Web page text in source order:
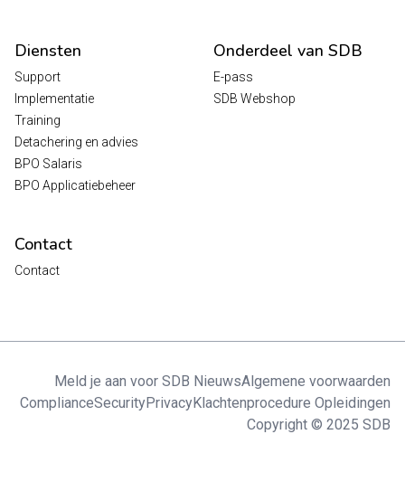
Diensten
Support
Implementatie
Training
Detachering en advies
BPO Salaris
BPO Applicatiebeheer
Onderdeel van SDB
E-pass
SDB Webshop
Contact
Contact
Meld je aan voor SDB NieuwsAlgemene voorwaarden
ComplianceSecurityPrivacyKlachtenprocedure Opleidingen
Copyright © 2025 SDB